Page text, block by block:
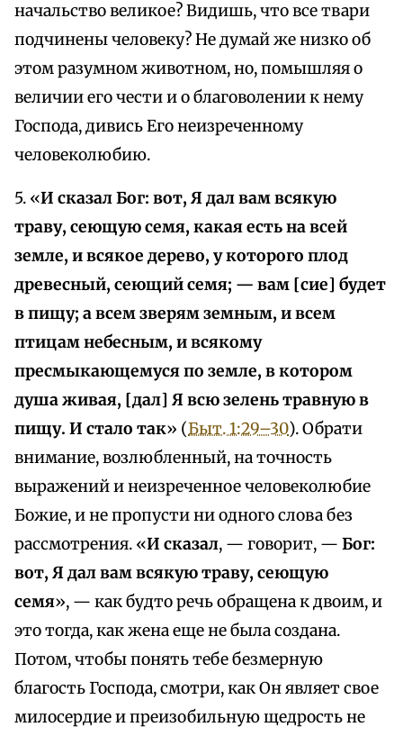
начальство великое? Видишь, что все твари
подчинены человеку? Не думай же низко об
этом разумном животном, но, помышляя о
величии его чести и о благоволении к нему
Господа, дивись Его неизреченному
человеколюбию.
5. «И сказал Бог: вот, Я дал вам всякую
траву, сеющую семя, какая есть на всей
земле, и всякое дерево, у которого плод
древесный, сеющий семя; — вам [сие] будет
в пищу; а всем зверям земным, и всем
птицам небесным, и всякому
пресмыкающемуся по земле, в котором
душа живая, [дал] Я всю зелень травную в
пищу. И стало так» (Быт. 1:29–30). Обрати
внимание, возлюбленный, на точность
выражений и неизреченное человеколюбие
Божие, и не пропусти ни одного слова без
рассмотрения. «И сказал, — говорит, — Бог:
вот, Я дал вам всякую траву, сеющую
семя», — как будто речь обращена к двоим, и
это тогда, как жена еще не была создана.
Потом, чтобы понять тебе безмерную
благость Господа, смотри, как Он являет свое
милосердие и преизобильную щедрость не